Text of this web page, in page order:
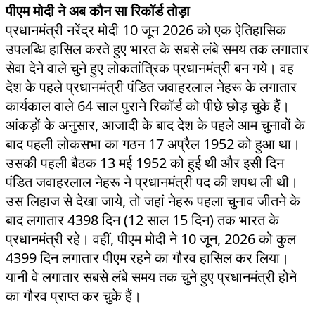
पीएम मोदी ने अब कौन सा रिकॉर्ड तोड़ा
प्रधानमंत्री नरेंद्र मोदी 10 जून 2026 को एक ऐतिहासिक
उपलब्धि हासिल करते हुए भारत के सबसे लंबे समय तक लगातार
सेवा देने वाले चुने हुए लोकतांत्रिक प्रधानमंत्री बन गये। वह
देश के पहले प्रधानमंत्री पंडित जवाहरलाल नेहरू के लगातार
कार्यकाल वाले 64 साल पुराने रिकॉर्ड को पीछे छोड़ चुके हैं।
आंकड़ों के अनुसार, आजादी के बाद देश के पहले आम चुनावों के
बाद पहली लोकसभा का गठन 17 अप्रैल 1952 को हुआ था।
उसकी पहली बैठक 13 मई 1952 को हुई थी और इसी दिन
पंडित जवाहरलाल नेहरू ने प्रधानमंत्री पद की शपथ ली थी।
उस लिहाज से देखा जाये, तो जहां नेहरू पहला चुनाव जीतने के
बाद लगातार 4398 दिन (12 साल 15 दिन) तक भारत के
प्रधानमंत्री रहे। वहीं, पीएम मोदी ने 10 जून, 2026 को कुल
4399 दिन लगातार पीएम रहने का गौरव हासिल कर लिया।
यानी वे लगातार सबसे लंबे समय तक चुने हुए प्रधानमंत्री होने
का गौरव प्राप्त कर चुके हैं।